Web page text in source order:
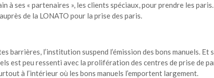
à ses « partenaires », les clients spéciaux, pour prendre les
de la LONATO pour la prise des paris.
barrières, l’institution suspend l’émission des bons manuels. Et
est peu ressenti avec la prolifération des centres de prise de
à l’intérieur où les bons manuels l’emportent largement.